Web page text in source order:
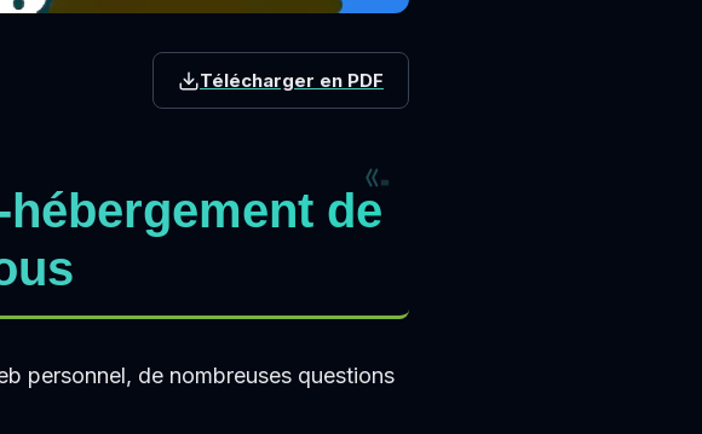
Télécharger en PDF
de
personnel, de nombreuses questions